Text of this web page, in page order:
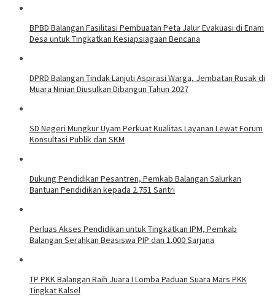
BPBD Balangan Fasilitasi Pembuatan Peta Jalur Evakuasi di Enam
Desa untuk Tingkatkan Kesiapsiagaan Bencana
DPRD Balangan Tindak Lanjuti Aspirasi Warga, Jembatan Rusak di
Muara Ninian Diusulkan Dibangun Tahun 2027
SD Negeri Mungkur Uyam Perkuat Kualitas Layanan Lewat Forum
Konsultasi Publik dan SKM
Dukung Pendidikan Pesantren, Pemkab Balangan Salurkan
Bantuan Pendidikan kepada 2.751 Santri
Perluas Akses Pendidikan untuk Tingkatkan IPM, Pemkab
Balangan Serahkan Beasiswa PIP dan 1.000 Sarjana
TP PKK Balangan Raih Juara I Lomba Paduan Suara Mars PKK
Tingkat Kalsel